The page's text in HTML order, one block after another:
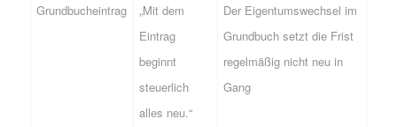
Grundbucheintrag
„Mit dem
Eintrag
beginnt
steuerlich
alles neu.“
Der Eigentumswechsel im
Grundbuch setzt die Frist
regelmäßig nicht neu in
Gang